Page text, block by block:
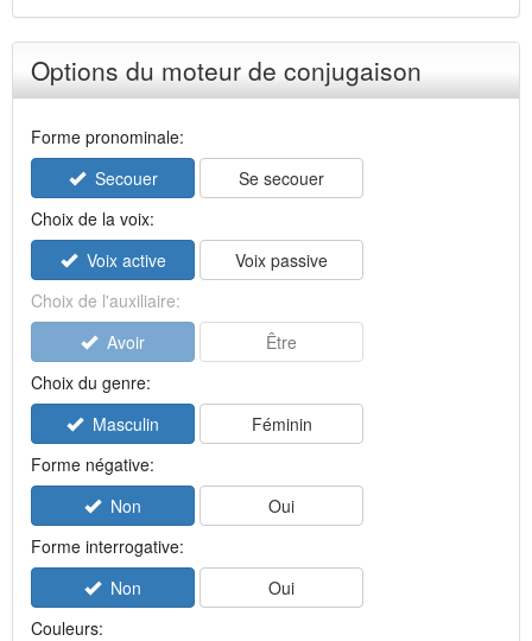
Options du moteur de conjugaison
Forme pronominale:
Secouer
Se secouer
Choix de la voix:
Voix active
Voix passive
Choix de l'auxiliaire:
Avoir
Être
Choix du genre:
Masculin
Féminin
Forme négative:
Non
Oui
Forme interrogative:
Non
Oui
Couleurs: